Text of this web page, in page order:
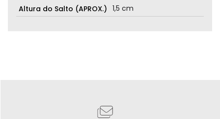
Altura do Salto (APROX.) 1,5 cm